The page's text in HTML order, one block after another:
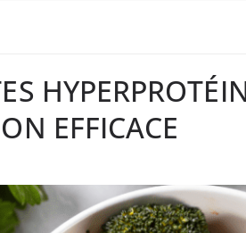
EFFICACE